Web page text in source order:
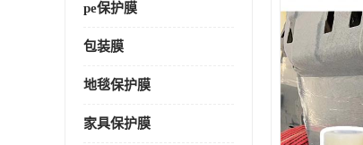
pe保护膜
包装膜
地毯保护膜
家具保护膜